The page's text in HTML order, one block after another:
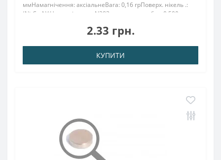
ммНамагнічення: аксіальнеВага: 0,16 грПоверх. нікель .:
(Ni-Cu-Ni)Намагнічення: N38Зчеплення прибл .: 0.500
високий рівень магнітної сили при..
2.33 грн.
КУПИТИ